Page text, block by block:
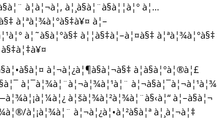
à¦à¦¬à¦‚ à¦¸à§à¦¨à§à¦¦à¦° à¦…
à¦ªà¦¾à¦°à§‡à¥¤ à¦–
à¦˜à§à¦°à§‡ à¦¦à§‡à¦–à¦¤à§‡ à¦ªà¦¾à¦°à§‡
à¦¬à¦¿à¦¶à§à¦¬à§‡ à¦­à§à¦°à¦®à¦£
à¦¯à¦¾à¦¨à¦¬à¦¾à¦¹à¦¨
à¦šà¦¾à¦²à¦¾à¦¨à§‹à¦“ à¦–à§à¦¬
à¦¡à¦¾à¦¨ à¦¬à¦¿à¦•à¦²à§à¦ª à¦¸à¦¬à¦‡